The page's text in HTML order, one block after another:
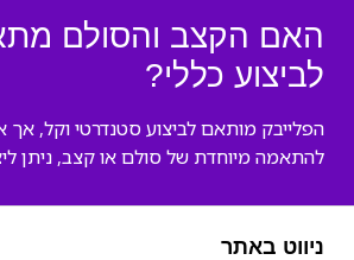
האם הקצב והסולם
לביצוע כללי?
הפלייבק מותאם לביצוע סטנדרטי וקל,
להתאמה מיוחדת של סולם או קצב, ניתן
ניווט באתר